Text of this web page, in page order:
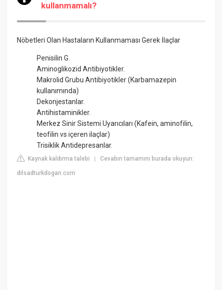
kullanmamalı?
Nöbetleri Olan Hastaların Kullanmaması Gerek İlaçlar
Penisilin G.
Aminoglikozid Antibiyotikler.
Makrolid Grubu Antibiyotikler (Karbamazepin
kullanımında)
Dekonjestanlar.
Antihistaminikler.
Merkez Sinir Sistemi Uyarıcıları (Kafein, aminofilin,
teofilin vs içeren ilaçlar)
Trisiklik Antidepresanlar.
Kaynak kaldırma talebi |Cevabın tamamını burada okuyun:
dilsadturkdogan.com